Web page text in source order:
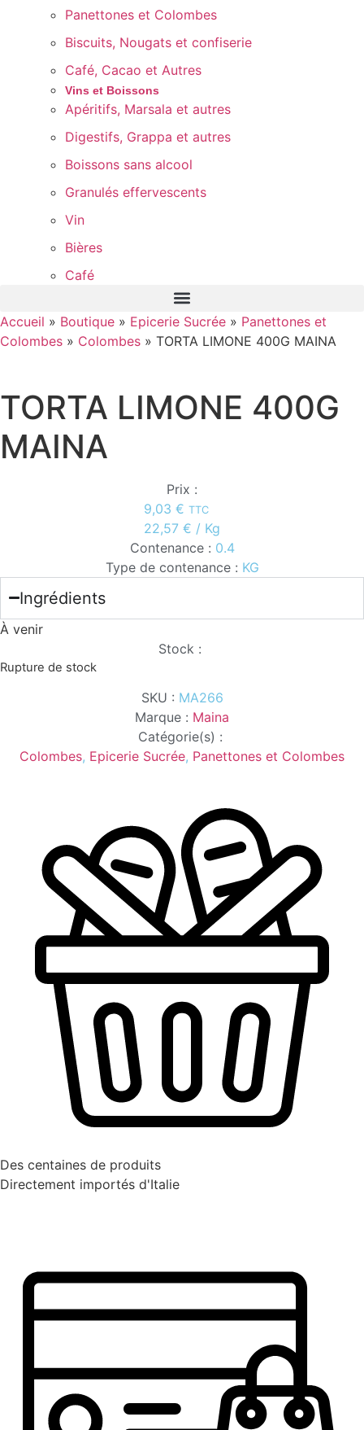
Panettones et Colombes
Biscuits, Nougats et confiserie
Café, Cacao et Autres
Vins et Boissons
Apéritifs, Marsala et autres
Digestifs, Grappa et autres
Boissons sans alcool
Granulés effervescents
Vin
Bières
Café
Accueil » Boutique » Epicerie Sucrée » Panettones et
Colombes » Colombes » TORTA LIMONE 400G MAINA
TORTA LIMONE 400G
MAINA
Prix :
9,03 € TTC
22,57 € / Kg
Contenance : 0.4
Type de contenance : KG
Ingrédients
À venir
Stock :
Rupture de stock
SKU : MA266
Marque : Maina
Catégorie(s) :
Colombes, Epicerie Sucrée, Panettones et Colombes
Des centaines de produits
Directement importés d'Italie